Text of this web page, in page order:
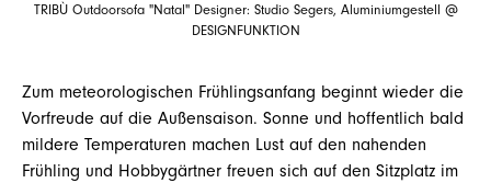
TRIBÙ Outdoorsofa "Natal" Designer: Studio Segers, Aluminiumgestell @
DESIGNFUNKTION
Zum meteorologischen Frühlingsanfang beginnt wieder die
Vorfreude auf die Außensaison. Sonne und hoffentlich bald
mildere Temperaturen machen Lust auf den nahenden
Frühling und Hobbygärtner freuen sich auf den Sitzplatz im